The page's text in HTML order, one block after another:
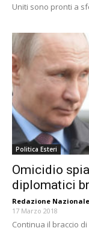
Uniti sono pronti a
Politica Esteri
Omicidio
diplomatici
Redazione Nazionale
17 Marzo 2018
Continua il braccio